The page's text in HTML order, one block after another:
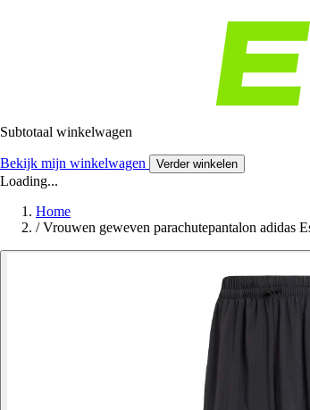
Subtotaal winkelwagen
Bekijk mijn winkelwagen Verder winkelen
Loading...
Home
/ Vrouwen geweven parachutepantalon adidas